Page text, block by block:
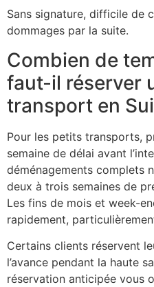
Sans signature, difficile de
dommages par la suite.
Combien de
faut-il réserver
transport en
Pour les petits transports,
semaine de délai avant
déménagements complets
deux à trois semaines de
Les fins de mois et week-
rapidement,
Certains clients réservent
l’avance pendant la haute
réservation anticipée vous